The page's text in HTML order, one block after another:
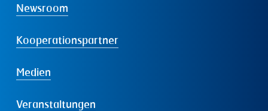
Newsroom
Kooperationspartner
Medien
Veranstaltungen